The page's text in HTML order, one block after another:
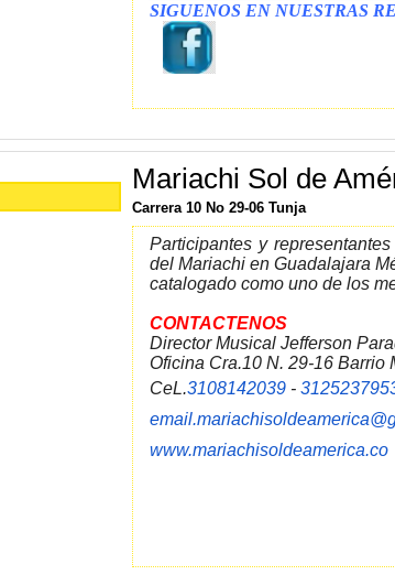
SIGUENOS EN NUESTRAS
Mariachi Sol de
Carrera 10 No 29-06 Tunja
Participantes y
del Mariachi en Guadalajara
catalogado como uno de los
CONTACTENOS
Director Musical Jefferson
Oficina Cra.10 N. 29-16 Barrio
CeL.3108142039 -
www.mariachisoldeamerica.co